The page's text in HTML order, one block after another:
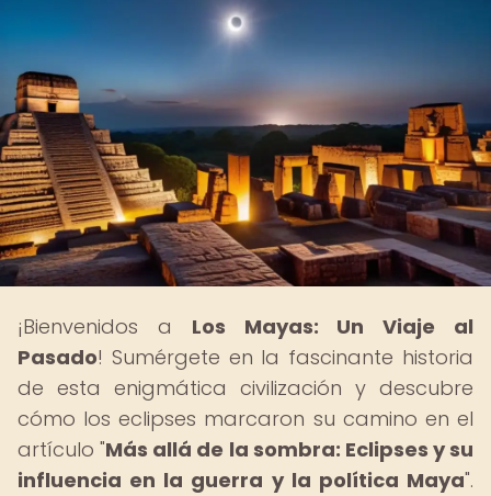
¡Bienvenidos a Los Mayas: Un Viaje al
Pasado! Sumérgete en la fascinante historia
de esta enigmática civilización y descubre
cómo los eclipses marcaron su camino en el
artículo "Más allá de la sombra: Eclipses y su
influencia en la guerra y la política Maya".